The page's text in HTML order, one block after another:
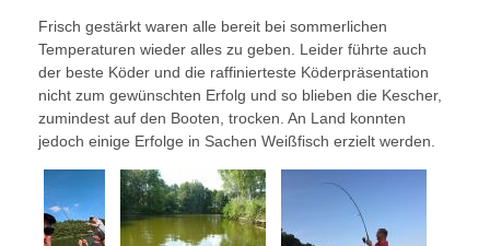
Frisch gestärkt waren alle bereit bei sommerlichen
Temperaturen wieder alles zu geben. Leider führte auch
der beste Köder und die raffinierteste Köderpräsentation
nicht zum gewünschten Erfolg und so blieben die Kescher,
zumindest auf den Booten, trocken. An Land konnten
jedoch einige Erfolge in Sachen Weißfisch erzielt werden.